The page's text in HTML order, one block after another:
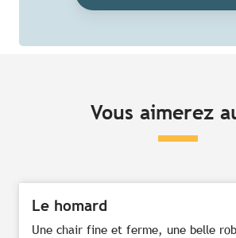
Vous aimerez
Le homard
Une chair fine et ferme, une belle